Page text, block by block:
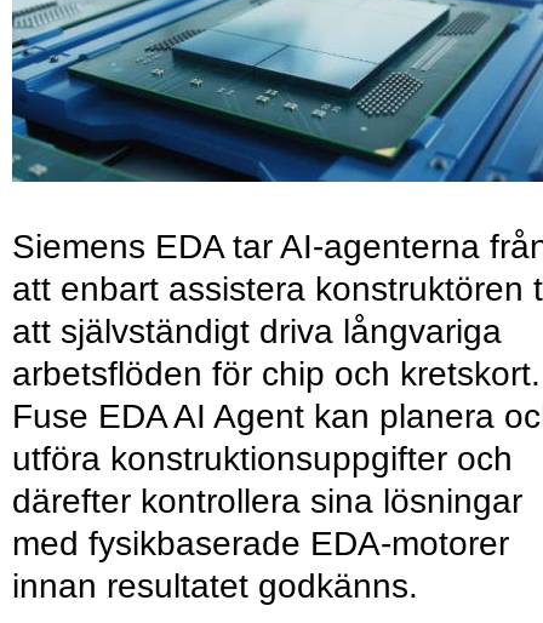
Siemens EDA tar AI-agenterna
att enbart assistera konstruktören
att självständigt driva långvariga
arbetsflöden för chip och kretskort.
Fuse EDA AI Agent kan planera
utföra konstruktionsuppgifter och
därefter kontrollera sina lösningar
med fysikbaserade EDA-motorer
innan resultatet godkänns.